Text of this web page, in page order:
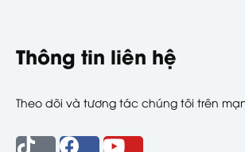
Thông tin liên hệ
Theo dõi và tương tác chúng tôi trên